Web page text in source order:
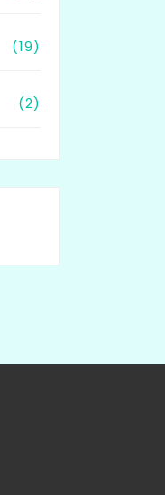
(19)
(2)